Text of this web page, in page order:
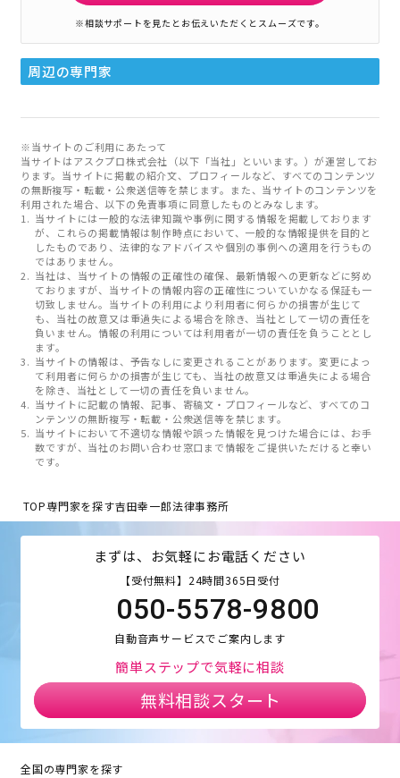
※相談サポートを見たとお伝えいただくとスムーズです。
周辺の専門家
※当サイトのご利用にあたって
当サイトはアスクプロ株式会社（以下「当社」といいます。）が運営してお
ります。当サイトに掲載の紹介文、プロフィールなど、すべてのコンテンツ
の無断複写・転載・公衆送信等を禁じます。また、当サイトのコンテンツを
利用された場合、以下の免責事項に同意したものとみなします。
当サイトには一般的な法律知識や事例に関する情報を掲載しております
が、これらの掲載情報は制作時点において、一般的な情報提供を目的と
したものであり、法律的なアドバイスや個別の事例への適用を行うもの
ではありません。
当社は、当サイトの情報の正確性の確保、最新情報への更新などに努め
ておりますが、当サイトの情報内容の正確性についていかなる保証も一
切致しません。当サイトの利用により利用者に何らかの損害が生じて
も、当社の故意又は重過失による場合を除き、当社として一切の責任を
負いません。情報の利用については利用者が一切の責任を負うこととし
ます。
当サイトの情報は、予告なしに変更されることがあります。変更によっ
て利用者に何らかの損害が生じても、当社の故意又は重過失による場合
を除き、当社として一切の責任を負いません。
当サイトに記載の情報、記事、寄稿文・プロフィールなど、すべてのコ
ンテンツの無断複写・転載・公衆送信等を禁じます。
当サイトにおいて不適切な情報や誤った情報を見つけた場合には、お手
数ですが、当社のお問い合わせ窓口まで情報をご提供いただけると幸い
です。
TOP専門家を探す吉田幸一郎法律事務所
まずは、お気軽にお電話ください
【受付無料】24時間365日受付
050-5578-9800
自動音声サービスでご案内します
簡単ステップで気軽に相談
無料相談スタート
全国の専門家を探す